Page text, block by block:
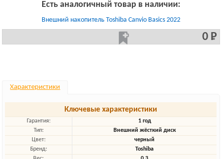
Есть аналогичный товар в наличии:
Внешний накопитель Toshiba Canvio Basics 2022
0 Р
Характеристики
Ключевые характеристики
Гарантия:
1 год
Тип:
Внешний жёсткий диск
Цвет:
черный
Бренд:
Toshiba